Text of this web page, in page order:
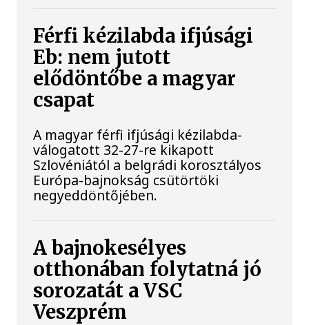
Férfi kézilabda ifjúsági
Eb: nem jutott
elődöntőbe a magyar
csapat
A magyar férfi ifjúsági kézilabda-
válogatott 32-27-re kikapott
Szlovéniától a belgrádi korosztályos
Európa-bajnokság csütörtöki
negyeddöntőjében.
A bajnokesélyes
otthonában folytatná jó
sorozatát a VSC
Veszprém